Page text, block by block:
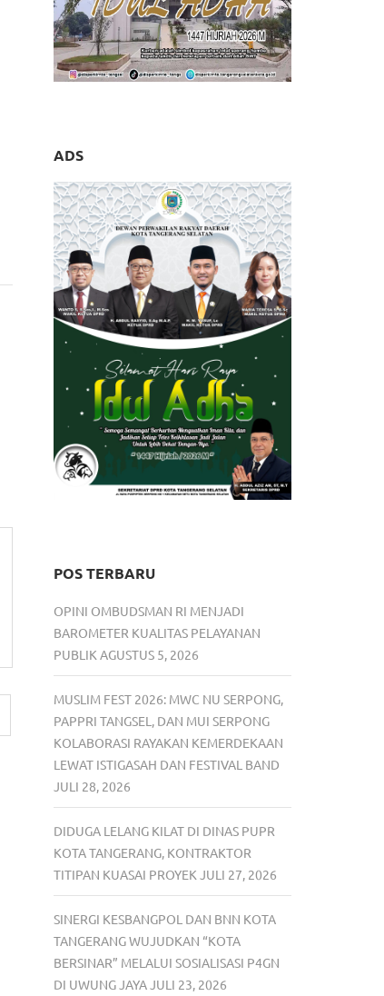
ADS
POS TERBARU
OPINI OMBUDSMAN RI MENJADI
BAROMETER KUALITAS PELAYANAN
PUBLIK AGUSTUS 5, 2026
MUSLIM FEST 2026: MWC NU SERPONG,
PAPPRI TANGSEL, DAN MUI SERPONG
KOLABORASI RAYAKAN KEMERDEKAAN
LEWAT ISTIGASAH DAN FESTIVAL BAND
JULI 28, 2026
DIDUGA LELANG KILAT DI DINAS PUPR
KOTA TANGERANG, KONTRAKTOR
TITIPAN KUASAI PROYEK JULI 27, 2026
SINERGI KESBANGPOL DAN BNN KOTA
TANGERANG WUJUDKAN “KOTA
BERSINAR” MELALUI SOSIALISASI P4GN
DI UWUNG JAYAJULI 23, 2026